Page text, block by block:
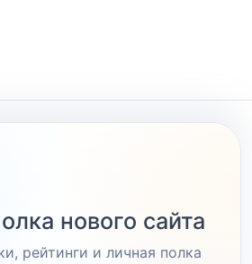
нового сайта
рейтинги и личная полка